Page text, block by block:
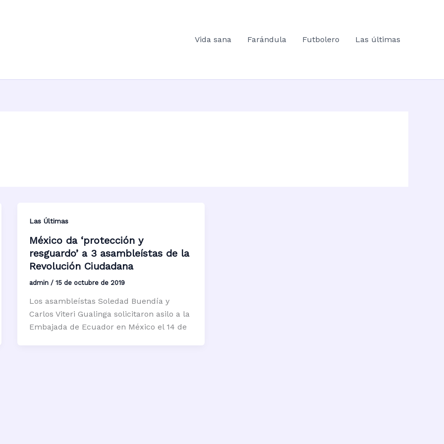
Vida sana
Farándula Futbolero Las últimas
Las Últimas
México da ‘protección y
resguardo’ a 3 asambleístas de la
Revolución Ciudadana
admin / 15 de octubre de 2019
Los asambleístas Soledad Buendía y
Carlos Viteri Gualinga solicitaron asilo a la
Embajada de Ecuador en México el 14 de